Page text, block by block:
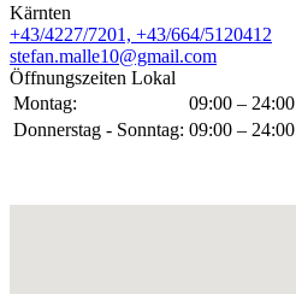
Kärnten
+43/4227/7201, +43/664/5120412
stefan.malle10@gmail.com
Öffnungszeiten Lokal
Montag:
09:00 – 24:00
Donnerstag - Sonntag: 09:00 – 24:00